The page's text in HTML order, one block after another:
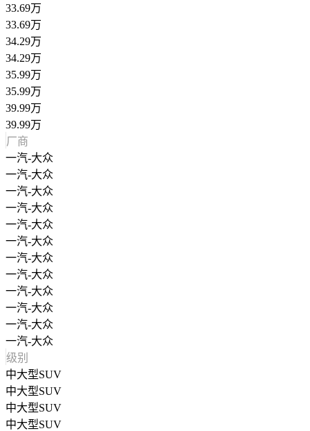
33.69万
33.69万
34.29万
34.29万
35.99万
35.99万
39.99万
39.99万
厂商
一汽-大众
一汽-大众
一汽-大众
一汽-大众
一汽-大众
一汽-大众
一汽-大众
一汽-大众
一汽-大众
一汽-大众
一汽-大众
一汽-大众
级别
中大型SUV
中大型SUV
中大型SUV
中大型SUV